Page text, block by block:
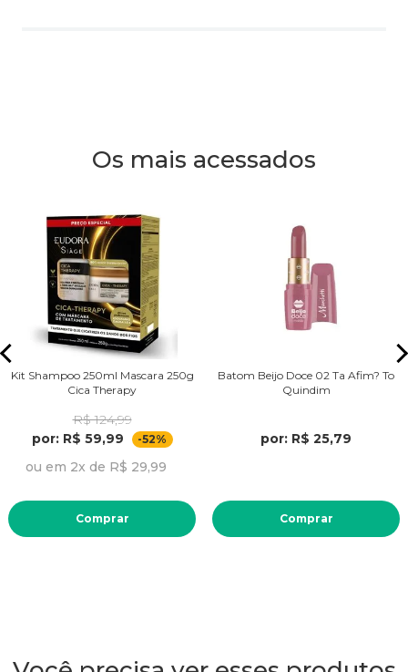
Os mais acessados
Kit Shampoo 250ml Mascara 250g
Cica Therapy
R$ 124,99
por: R$ 59,99
-52%
ou em 2x de R$ 29,99
Comprar
Batom Beijo Doce 02 Ta Afim? To
Quindim
por: R$ 25,79
Comprar